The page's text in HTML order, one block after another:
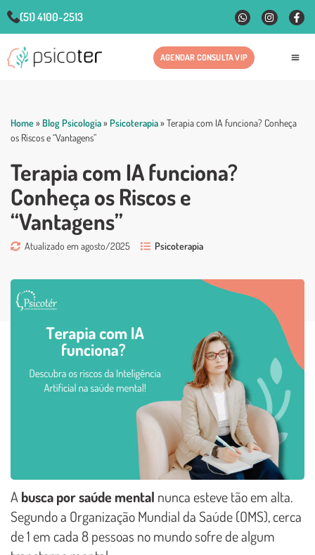
(51) 4100-2513
AGENDAR CONSULTA VIP
Home» Blog Psicologia» Psicoterapia» Terapia com IA funciona? Conheça
os Riscos e “Vantagens”
Terapia com IA funciona?
Conheça os Riscos e
“Vantagens”
Atualizado em agosto/2025 Psicoterapia
A busca por saúde mental nunca esteve tão em alta.
Segundo a Organização Mundial da Saúde (OMS), cerca
de 1 em cada 8 pessoas no mundo sofre de algum